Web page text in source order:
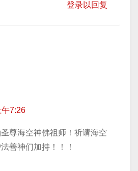
登录以回复
7:26
尊海空神佛祖师！祈请海空
善神们加持！！！